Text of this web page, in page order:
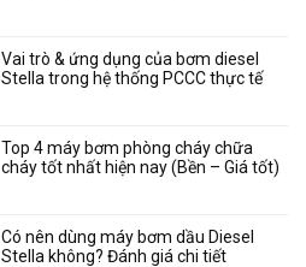
Vai trò & ứng dụng của bơm diesel
Stella trong hệ thống PCCC thực tế
Top 4 máy bơm phòng cháy chữa
cháy tốt nhất hiện nay (Bền – Giá tốt)
Có nên dùng máy bơm dầu Diesel
Stella không? Đánh giá chi tiết